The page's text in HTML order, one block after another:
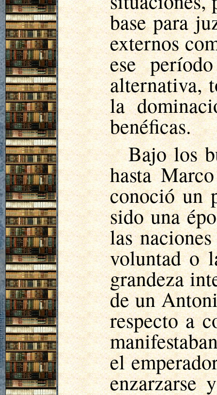
base para
externos
ese
alternativa,
la
benéficas.
Bajo los
hasta
conoció un
sido una
las
voluntad o
grandeza
de un
respecto a
el
enzarzarse